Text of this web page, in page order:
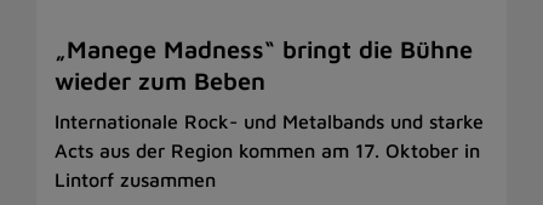
„Manege Madness“ bringt die Bühne
wieder zum Beben
Internationale Rock- und Metalbands und starke
Acts aus der Region kommen am 17. Oktober in
Lintorf zusammen